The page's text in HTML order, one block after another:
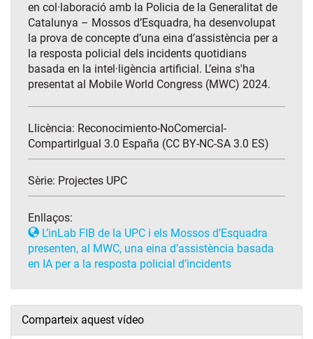
en col·laboració amb la Policia de la Generalitat de
Catalunya – Mossos d’Esquadra, ha desenvolupat
la prova de concepte d’una eina d’assistència per a
la resposta policial dels incidents quotidians
basada en la intel·ligència artificial. L’eina s'ha
presentat al Mobile World Congress (MWC) 2024.
Llicència: Reconocimiento-NoComercial-
CompartirIgual 3.0 España (CC BY-NC-SA 3.0 ES)
Sèrie: Projectes UPC
Enllaços:
L’inLab FIB de la UPC i els Mossos d’Esquadra
presenten, al MWC, una eina d’assistència basada
en IA per a la resposta policial d’incidents
Comparteix aquest vídeo